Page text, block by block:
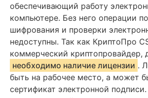
обеспечивающий работу
компьютере. Без него операции
шифрования и проверки
недоступны. Так как КриптоПро
коммерческий криптопровайдер,
необходимо наличие лицензии .
быть на рабочее место, а может
сертификат электронной подписи.